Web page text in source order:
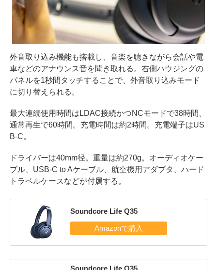
外音取り込み機能も搭載し、音楽を聴きながら会話や電
車などのアナウンス音を聞き取れる。右側ハウジングの
パネルを1秒間タッチすることで、外音取り込みモード
に切り替えられる。
最大連続使用時間はLDAC接続かつNCモードで38時間、
通常再生で60時間。充電時間は約2時間。充電端子はUS
B-C。
ドライバーは40mm径。重量は約270g。オーディオケー
ブル、USB-C to Aケーブル、航空機用アダプタ、ハード
トラベルケースなどが付属する。
Soundcore Life Q35